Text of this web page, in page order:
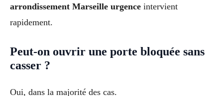
arrondissement Marseille urgence intervient
rapidement.
Peut-on ouvrir une porte bloquée sans
casser ?
Oui, dans la majorité des cas.